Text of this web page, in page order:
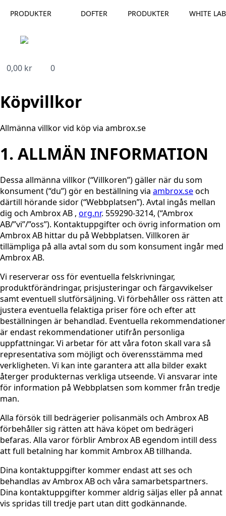
PRODUKTER DOFTER PRODUKTER WHITE
0,00 kr 0
Köpvillkor
Allmänna villkor vid köp via ambrox.se
1. ALLMÄN INFORMATION
Dessa allmänna villkor (“Villkoren”) gäller när du som
konsument (“du”) gör en beställning via ambrox.seoch
därtill hörande sidor (“Webbplatsen”). Avtal ingås mellan
dig och Ambrox AB , org.nr. 559290-3214, (“Ambrox
AB/”vi”/”oss”). Kontaktuppgifter och övrig information om
Ambrox AB hittar du på Webbplatsen. Villkoren är
tillämpliga på alla avtal som du som konsument ingår med
Ambrox AB.
Vi reserverar oss för eventuella felskrivningar,
produktförändringar, prisjusteringar och färgavvikelser
samt eventuell slutförsäljning. Vi förbehåller oss rätten att
justera eventuella felaktiga priser före och efter att
beställningen är behandlad. Eventuella rekommendationer
är endast rekommendationer utifrån personliga
uppfattningar. Vi arbetar för att våra foton skall vara så
representativa som möjligt och överensstämma med
verkligheten. Vi kan inte garantera att alla bilder exakt
återger produkternas verkliga utseende. Vi ansvarar inte
för information på Webbplatsen som kommer från tredje
man.
Alla försök till bedrägerier polisanmäls och Ambrox AB
förbehåller sig rätten att häva köpet om bedrägeri
befaras. Alla varor förblir Ambrox AB egendom intill dess
att full betalning har kommit Ambrox AB tillhanda.
Dina kontaktuppgifter kommer endast att ses och
behandlas av Ambrox AB och våra samarbetspartners.
Dina kontaktuppgifter kommer aldrig säljas eller på annat
vis spridas till tredje part utan ditt godkännande.